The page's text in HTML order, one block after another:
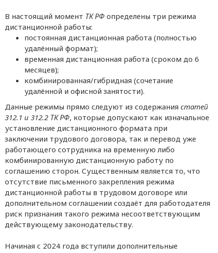
В настоящий момент ТК РФ определены три режима
дистанционной работы:
постоянная дистанционная работа (полностью
удалённый формат);
временная дистанционная работа (сроком до 6
месяцев);
комбинированная/гибридная (сочетание
удалённой и офисной занятости).
Данные режимы прямо следуют из содержания статей
312.1 и 312.2 ТК РФ, которые допускают как изначальное
установление дистанционного формата при
заключении трудового договора, так и перевод уже
работающего сотрудника на временную либо
комбинированную дистанционную работу по
соглашению сторон. Существенным является то, что
отсутствие письменного закрепления режима
дистанционной работы в трудовом договоре или
дополнительном соглашении создаёт для работодателя
риск признания такого режима несоответствующим
действующему законодательству.
Начиная с 2024 года вступили дополнительные